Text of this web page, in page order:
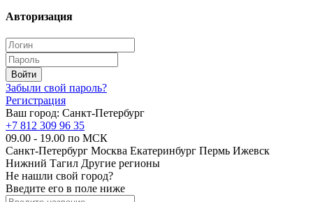
Авторизация
Забыли свой пароль?
Регистрация
Ваш город: Санкт-Петербург
+7 812 309 96 35
09.00 - 19.00 по МСК
Санкт-Петербург Москва Екатеринбург Пермь Ижевск
Нижний Тагил Другие регионы
Не нашли свой город?
Введите его в поле ниже